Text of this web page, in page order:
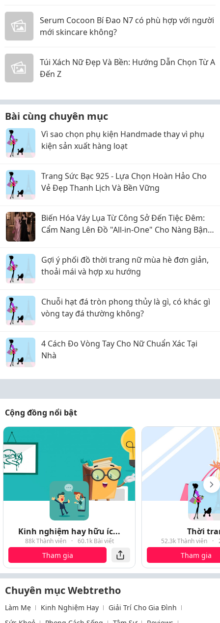
Serum Cocoon Bí Đao N7 có phù hợp với người
mới skincare không?
Túi Xách Nữ Đẹp Và Bền: Hướng Dẫn Chọn Từ A
Đến Z
Bài cùng chuyên mục
Vì sao chọn phụ kiện Handmade thay vì phụ
kiện sản xuất hàng loạt
Trang Sức Bạc 925 - Lựa Chọn Hoàn Hảo Cho
Vẻ Đẹp Thanh Lịch Và Bền Vững
Biến Hóa Váy Lụa Từ Công Sở Đến Tiệc Đêm:
Cẩm Nang Lên Đồ "All-in-One" Cho Nàng Bận
Gợi ý phối đồ thời trang nữ mùa hè đơn giản,
thoải mái và hợp xu hướng
Chuỗi hạt đá tròn phong thủy là gì, có khác gì
vòng tay đá thường không?
4 Cách Đo Vòng Tay Cho Nữ Chuẩn Xác Tại
Nhà
Cộng đồng nổi bật
Kinh nghiệm hay hữu íc...
88k Thành viên · 60.1k Bài viết
Tham gia
Thời
52.3k Thành viên ·
Tham gia
Chuyên mục Webtretho
Làm Mẹ Kinh Nghiệm Hay
Giải Trí Cho Gia Đình